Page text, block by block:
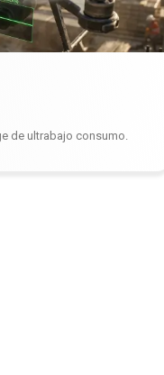
de ultrabajo consumo.